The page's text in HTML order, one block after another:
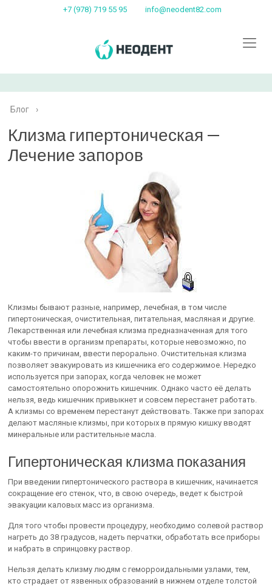
+7 (978) 719 55 95 info@neodent82.com
Блог ›
Клизма гипертоническая —
Лечение запоров
Клизмы бывают разные, например, лечебная, в том числе
гипертоническая, очистительная, питательная, масляная и другие.
Лекарственная или лечебная клизма предназначенная для того
чтобы ввести в организм препараты, которые невозможно, по
каким-то причинам, ввести перорально. Очистительная клизма
позволяет эвакуировать из кишечника его содержимое. Нередко
используется при запорах, когда человек не может
самостоятельно опорожнить кишечник. Однако часто её делать
нельзя, ведь кишечник привыкнет и совсем перестанет работать.
А клизмы со временем перестанут действовать. Также при запорах
делают масляные клизмы, при которых в прямую кишку вводят
минеральные или растительные масла.
Гипертоническая клизма показания
При введении гипертонического раствора в кишечник, начинается
сокращение его стенок, что, в свою очередь, ведет к быстрой
эвакуации каловых масс из организма.
Для того чтобы провести процедуру, необходимо солевой раствор
нагреть до 38 градусов, надеть перчатки, обработать все приборы
и набрать в спринцовку раствор.
Нельзя делать клизму людям с геморроидальными узлами, тем,
кто страдает от язвенных образований в нижнем отделе толстой